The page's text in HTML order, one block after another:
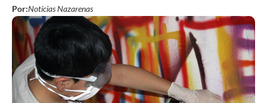
Por:Notícias Nazarenas